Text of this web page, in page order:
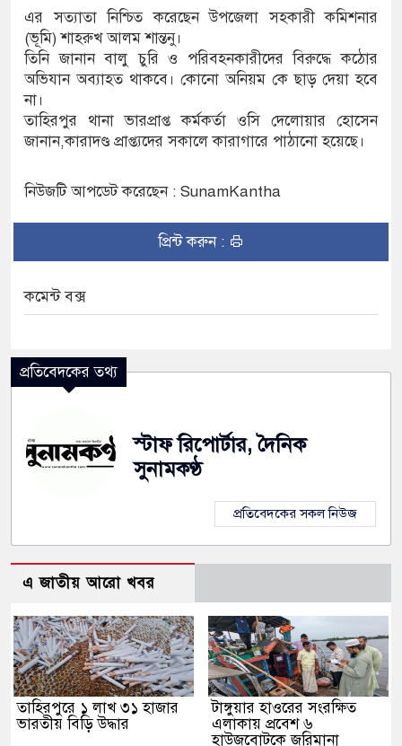
অভিযোগে সংবাদ সম্মেলন, নিরাপত্তা ও সুষ্ঠু
এর সত্যাতা নিশ্চিত করেছেন উপজেলা সহকারী কমিশনার
(ভূমি) শাহরুখ আলম শান্তনু।
তিনি জানান বালু চুরি ও পরিবহনকারীদের বিরুদ্ধে কঠোর
অভিযান অব্যাহত থাকবে। কোনো অনিয়ম কে ছাড় দেয়া হবে
না।
তাহিরপুর থানা ভারপ্রাপ্ত কর্মকর্তা ওসি দেলোয়ার হোসেন
জানান,কারাদণ্ড প্রাপ্ত্যদের সকালে কারাগারে পাঠানো হয়েছে।
নিউজটি আপডেট করেছেন : SunamKantha
প্রিন্ট করুন :
কমেন্ট বক্স
প্রতিবেদকের তথ্য
স্টাফ রিপোর্টার, দৈনিক
সুনামকণ্ঠ
প্রতিবেদকের সকল নিউজ
এ জাতীয় আরো খবর
তাহিরপুরে ১ লাখ ৩১ হাজার
ভারতীয় বিড়ি উদ্ধার
টাঙ্গুয়ার হাওরের সংরক্ষিত
এলাকায় প্রবেশ ৬
হাউজবোটকে জরিমানা